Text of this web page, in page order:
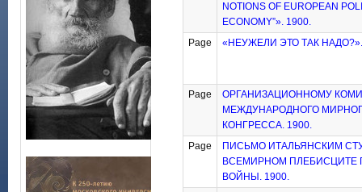
NOTIONS OF EUROPEAN
ECONOMY”». 1900.
Page
«НЕУЖЕЛИ ЭТО ТАК НАДО?».
Page
ОРГАНИЗАЦИОННОМУ
МЕЖДУНАРОДНОГО
КОНГРЕССА. 1900.
Page
ПИСЬМО ИТАЛЬЯНСКИМ
ВСЕМИРНОМ ПЛЕБИСЦИТЕ
ВОЙНЫ. 1900.